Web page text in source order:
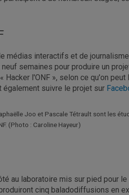
médias interactifs et de
semaines pour produire un
Hacker l'ONF », selon ce qu'on peut
également suivre le projet sur
Joo et Pascale Tétrault sont les
(Photo : Caroline Hayeur)
au laboratoire mis sur pied pour
cinq baladodiffusions en